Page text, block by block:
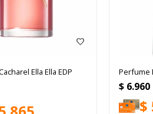
Ella Ella EDP
Perfume
$ 6.960
$